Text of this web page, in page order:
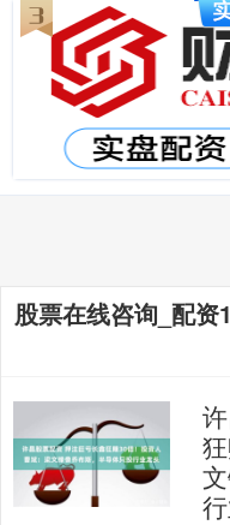
股票在线咨询_配资